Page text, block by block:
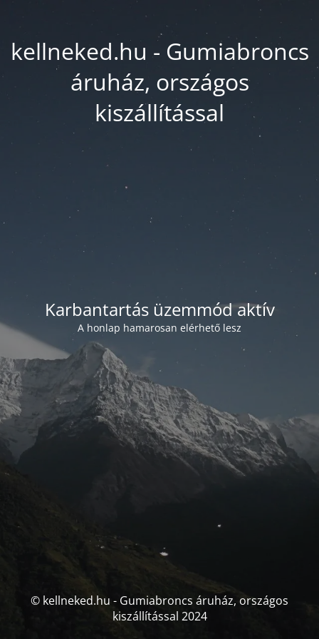
kellneked.hu - Gumiabroncs
áruház, országos
kiszállítással
Karbantartás üzemmód aktív
A honlap hamarosan elérhető lesz
© kellneked.hu - Gumiabroncs áruház, országos
kiszállítással 2024